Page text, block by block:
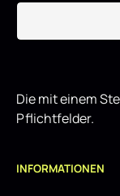
Die mit einem
Pflichtfelder.
INFORMATIONEN